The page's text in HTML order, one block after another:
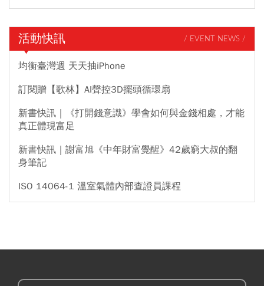
活動快訊 / EVENT NEWS /
均衡臺灣週 天天抽iPhone
訂閱贈【歌林】AI聲控3D擺頭循環扇
新書快訊｜《打開錢意識》學會如何與金錢相處，才能
真正體現富足
新書快訊｜謝富旭《中年財富覺醒》42歲窮大叔的翻
身筆記
ISO 14064-1 溫室氣體內部查證員課程